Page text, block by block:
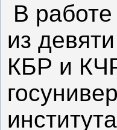
В
из
КБР и